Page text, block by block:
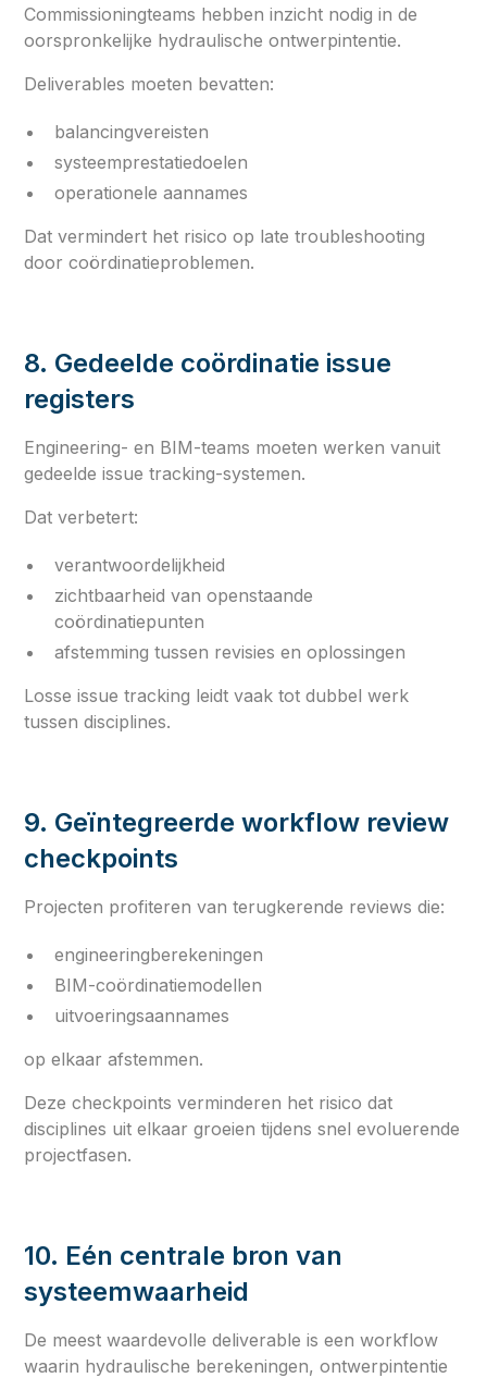
Commissioningteams hebben inzicht nodig in de
oorspronkelijke hydraulische ontwerpintentie.
Deliverables moeten bevatten:
balancingvereisten
systeemprestatiedoelen
operationele aannames
Dat vermindert het risico op late troubleshooting
door coördinatieproblemen.
8. Gedeelde coördinatie issue
registers
Engineering- en BIM-teams moeten werken vanuit
gedeelde issue tracking-systemen.
Dat verbetert:
verantwoordelijkheid
zichtbaarheid van openstaande
coördinatiepunten
afstemming tussen revisies en oplossingen
Losse issue tracking leidt vaak tot dubbel werk
tussen disciplines.
9. Geïntegreerde workflow review
checkpoints
Projecten profiteren van terugkerende reviews die:
engineeringberekeningen
BIM-coördinatiemodellen
uitvoeringsaannames
op elkaar afstemmen.
Deze checkpoints verminderen het risico dat
disciplines uit elkaar groeien tijdens snel evoluerende
projectfasen.
10. Eén centrale bron van
systeemwaarheid
De meest waardevolle deliverable is een workflow
waarin hydraulische berekeningen, ontwerpintentie